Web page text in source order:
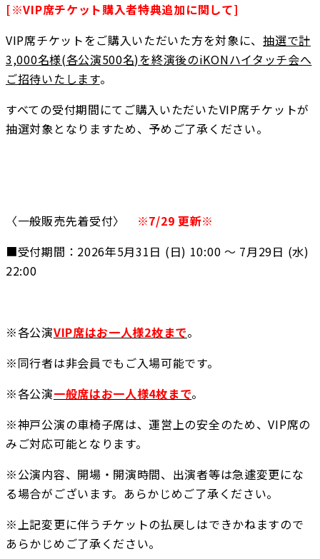
[※VIP席チケット購入者特典追加に関して]
VIP席チケットをご購入いただいた方を対象に、抽選で計
3,000名様(各公演500名)を終演後のiKONハイタッチ会へ
ご招待いたします。
すべての受付期間にてご購入いただいたVIP席チケットが
抽選対象となりますため、予めご了承ください。
〈一般販売先着受付〉 ※7/29 更新※
■受付期間：2026年5⽉31⽇ (⽇) 10:00 ～ 7月29日 (水)
22:00
※各公演VIP席はお一人様2枚まで。
※同行者は非会員でもご入場可能です。
※各公演一般席はお一人様4枚まで。
※神戸公演の車椅子席は、運営上の安全のため、VIP席の
みご対応可能となります。
※公演内容、開場・開演時間、出演者等は急遽変更にな
る場合がございます。あらかじめご了承ください。
※上記変更に伴うチケットの払戻しはできかねますので
あらかじめご了承ください。